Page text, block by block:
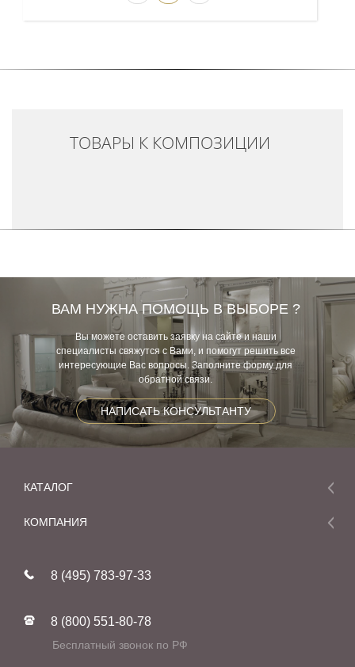
ТОВАРЫ К КОМПОЗИЦИИ
ВАМ НУЖНА ПОМОЩЬ В ВЫБОРЕ ?
Вы можете оставить заявку на сайте и наши
специалисты свяжутся с Вами, и помогут решить все
интересующие Вас вопросы. Заполните форму для
обратной связи.
НАПИСАТЬ КОНСУЛЬТАНТУ
КАТАЛОГ
Мебель
Фабрики
КОМПАНИЯ
Реставрация
Контакты
8 (495) 783-97-33
8 (800) 551-80-78
Бесплатный звонок по РФ